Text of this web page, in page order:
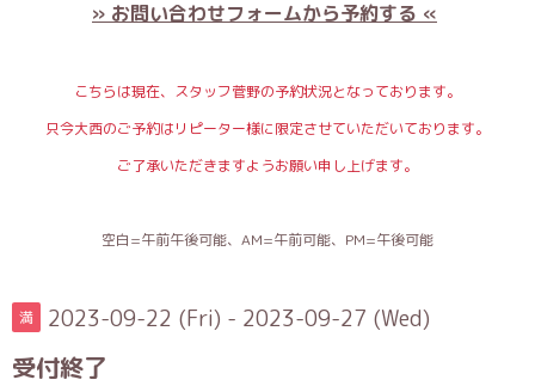
» お問い合わせフォームから予約する «
こちらは現在、スタッフ菅野の予約状況となっております。
只今大西のご予約はリピーター様に限定させていただいております。
ご了承いただきますようお願い申し上げます。
空白=午前午後可能、AM=午前可能、PM=午後可能
満 2023-09-22 (Fri) - 2023-09-27 (Wed)
受付終了